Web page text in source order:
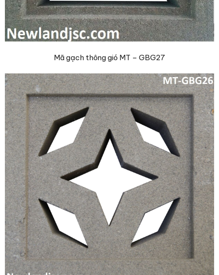
Mã gạch thông gió MT – GBG27